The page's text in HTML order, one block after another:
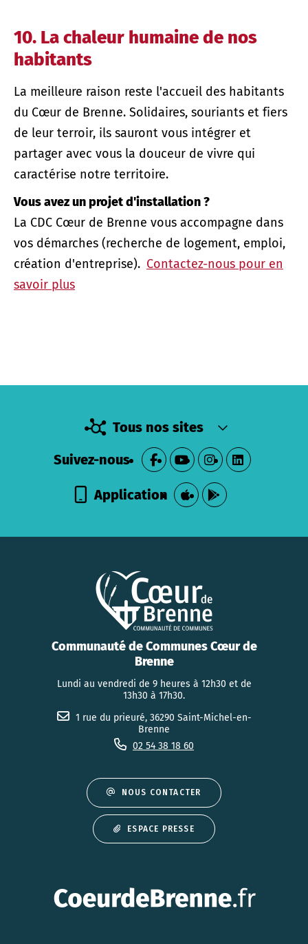
10. La chaleur humaine de nos
habitants
La meilleure raison reste l'accueil des habitants
du Cœur de Brenne. Solidaires, souriants et fiers
de leur terroir, ils sauront vous intégrer et
partager avec vous la douceur de vivre qui
caractérise notre territoire.
Vous avez un projet d'installation ?
La CDC Cœur de Brenne vous accompagne dans
vos démarches (recherche de logement, emploi,
création d'entreprise). Contactez-nous pour en
savoir plus
Tous nos sites
Suivez-nous
Application
Communauté de Communes Cœur de
Brenne
Lundi au vendredi de 9 heures à 12h30 et de
13h30 à 17h30.
1 rue du prieuré, 36290 Saint-Michel-en-
Brenne
02 54 38 18 60
NOUS CONTACTER
ESPACE PRESSE